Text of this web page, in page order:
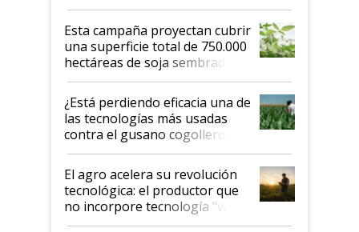
Esta campaña proyectan cubrir
una superficie total de 750.000
hectáreas de soja sembradas
con una nueva generación de
variedades que marcan un
salto tecnológico en genética y
rendimiento
¿Está perdiendo eficacia una de
las tecnologías más usadas
contra el gusano cogollero? El
desafío de una tecnología clave
El agro acelera su revolución
tecnológica: el productor que
no incorpore tecnología "va a
perder el tren"